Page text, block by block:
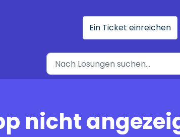
Ein Ticket einreichen
nicht